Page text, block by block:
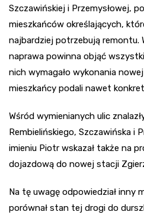
Szczawińskiej i Przemysłowej,
mieszkańców określających,
najbardziej potrzebują remontu.
naprawa powinna objąć
nich wymagało wykonania
mieszkańcy podali nawet
Wśród wymienianych ulic
Rembielińskiego, Szczawińska i
imieniu Piotr wskazał także na
dojazdową do nowej stacji
Na tę uwagę odpowiedział inny
porównał stan tej drogi do